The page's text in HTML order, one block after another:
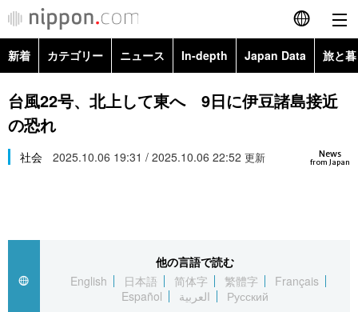
English
简体字
Русский
カテゴリー
経済・ビジネス
国際
トップ
アーカイブ
In-depth
Japan Data
新着 カテゴリー ニュース In-depth Japan Data 旅と
政治・外交
経済・ビジネス
Topics
台風22号、北上して東へ 9日に伊豆諸島接近
の恐れ
News
from Japan
社会 2025.10.06 19:31 / 2025.10.06 22:52 更新
他の言語で読む
English
日本語 简体字 繁體字
Français
Español
العربية Русский